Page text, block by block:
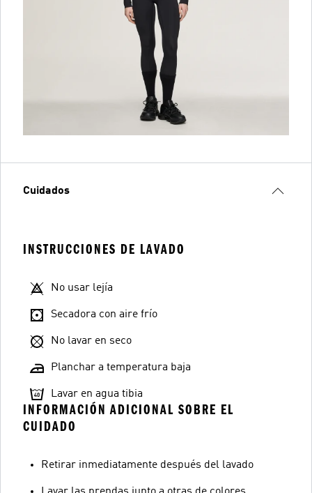
Cuidados
INSTRUCCIONES DE LAVADO
No usar lejía
Secadora con aire frío
No lavar en seco
Planchar a temperatura baja
Lavar en agua tibia
INFORMACIÓN ADICIONAL SOBRE EL
CUIDADO
Retirar inmediatamente después del lavado